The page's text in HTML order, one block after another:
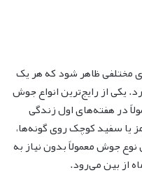
ظاهر شود که هر یک
یکی از رایج‌ترین انواع جوش
در هفته‌های اول زندگی
سفید کوچک روی گونه‌ها،
جوش معمولاً بدون نیاز به
از بین می‌رود.